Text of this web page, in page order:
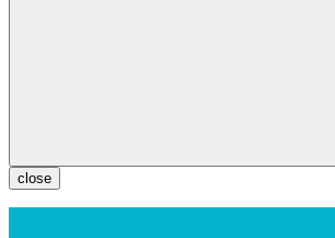
close